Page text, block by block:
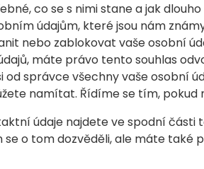
co se s nimi stane a jak
údajům, které jsou nám
nebo zablokovat vaše osobní
máte právo tento souhlas
správce všechny vaše osobní
namítat. Řídíme se tím,
údaje najdete ve spodní části
se o tom dozvěděli, ale máte